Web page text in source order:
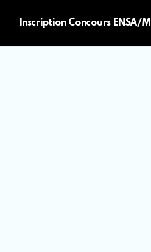
Inscription Concours ENSA/M